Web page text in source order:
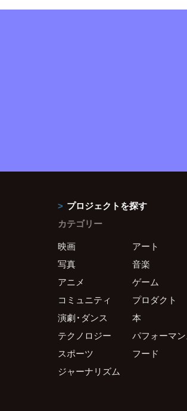
プロジェクトを探す
カテゴリー
映画
アート
写真
音楽
アニメ
ゲーム
コミュニティ
プロダクト
演劇・ダンス
本
テクノロジー
パフォーマ
スポーツ
フード
ジャーナリズム